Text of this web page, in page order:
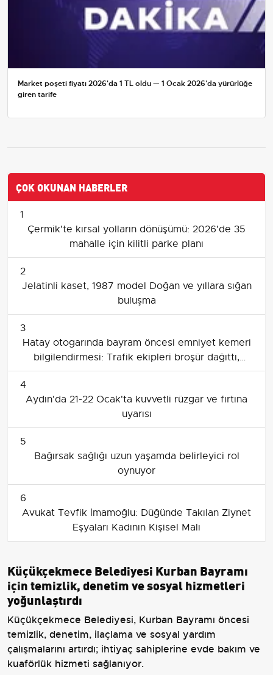
Market poşeti fiyatı 2026'da 1 TL oldu — 1 Ocak 2026'da yürürlüğe
giren tarife
ÇOK OKUNAN HABERLER
1
Çermik'te kırsal yolların dönüşümü: 2026'de 35
mahalle için kilitli parke planı
2
Jelatinli kaset, 1987 model Doğan ve yıllara sığan
buluşma
3
Hatay otogarında bayram öncesi emniyet kemeri
bilgilendirmesi: Trafik ekipleri broşür dağıttı,
yolcular uyarıldı
4
Aydın'da 21-22 Ocak'ta kuvvetli rüzgar ve fırtına
uyarısı
5
Bağırsak sağlığı uzun yaşamda belirleyici rol
oynuyor
6
Avukat Tevfik İmamoğlu: Düğünde Takılan Ziynet
Eşyaları Kadının Kişisel Malı
Küçükçekmece Belediyesi Kurban Bayramı
için temizlik, denetim ve sosyal hizmetleri
yoğunlaştırdı
Küçükçekmece Belediyesi, Kurban Bayramı öncesi
temizlik, denetim, ilaçlama ve sosyal yardım
çalışmalarını artırdı; ihtiyaç sahiplerine evde bakım ve
kuaförlük hizmeti sağlanıyor.